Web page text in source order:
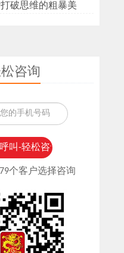
破思维的粗暴美
咨询
个客户选择咨询